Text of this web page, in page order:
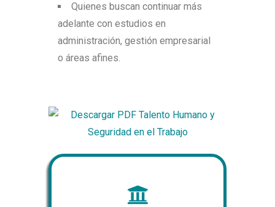
Quienes buscan continuar más
adelante con estudios en
administración, gestión empresarial
o áreas afines.